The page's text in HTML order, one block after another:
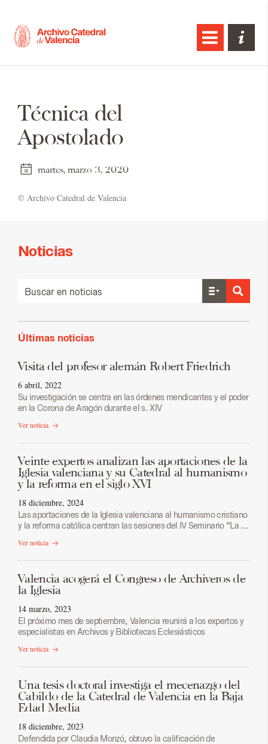
Técnica del
Apostolado
martes, marzo 3, 2020
© Ar­chi­vo Ca­te­dral de Va­len­cia
Noticias
Últimas noticias
Visita del profesor alemán Robert Friedrich
6 abril, 2022
Su investigación se centra en las órdenes mendicantes y el poder
en la Corona de Aragón durante el s. XIV
Ver noticia
Veinte expertos analizan las aportaciones de la
Iglesia valenciana y su Catedral al humanismo
y la reforma en el siglo XVI
18 diciembre, 2024
Las aportaciones de la Iglesia valenciana al humanismo cristiano
y la reforma católica centran las sesiones del IV Seminario “La …
Ver noticia
Valencia acogerá el Congreso de Archiveros de
la Iglesia
14 marzo, 2023
El próximo mes de septiembre, Valencia reunirá a los expertos y
especialistas en Archivos y Bibliotecas Eclesiásticos
Ver noticia
Una tesis doctoral investiga el mecenazgo del
Cabildo de la Catedral de Valencia en la Baja
Edad Media
18 diciembre, 2023
Defendida por Claudia Monzó, obtuvo la calificación de